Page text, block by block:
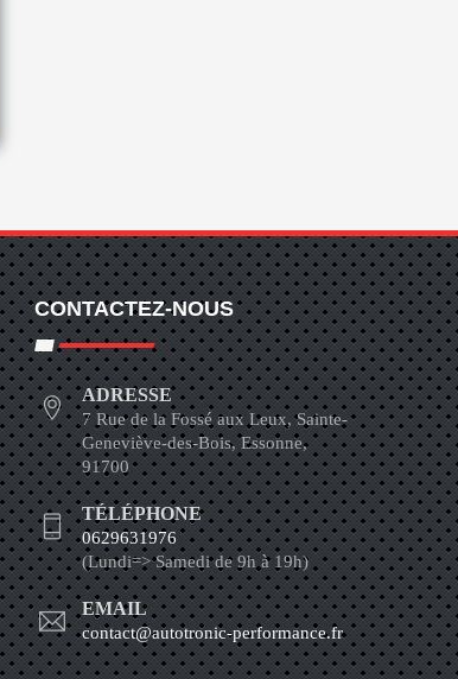
CONTACTEZ-NOUS
ADRESSE
7 Rue de la Fossé aux Leux, Sainte-
Geneviève-des-Bois, Essonne,
91700
TÉLÉPHONE
0629631976
(Lundi=> Samedi de 9h à 19h)
EMAIL
contact@autotronic-performance.fr